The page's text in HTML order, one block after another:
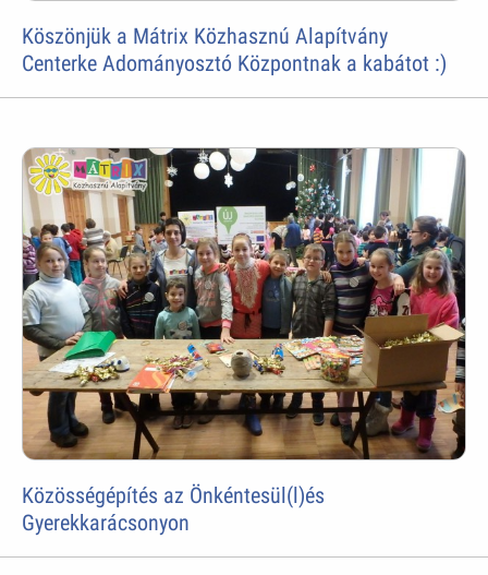
Köszönjük a Mátrix Közhasznú Alapítvány
Centerke Adományosztó Központnak a kabátot :)
Közösségépítés az Önkéntesül(l)és
Gyerekkarácsonyon